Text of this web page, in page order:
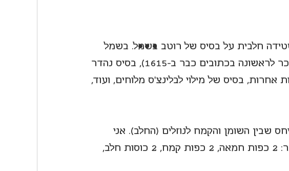
חלבית על בסיס של רוטב בָּשָמֶל. בשמל
הוא רוטב לבן מהמטבח הצרפתי הקלאסי (נזכר לראשונה בכתובים כבר ב-1615), בסיס נהדר
אחרות, בסיס של מילוי לבלינצ'ס מלוחים, ועוד,
שבין השומן והקמח לנוזלים (החלב). אני
בחרתי בגרסה שקל מאוד לזכור - 2 מכל דבר: 2 כפות חמאה, 2 כפות קמח, 2 כוסות חלב,